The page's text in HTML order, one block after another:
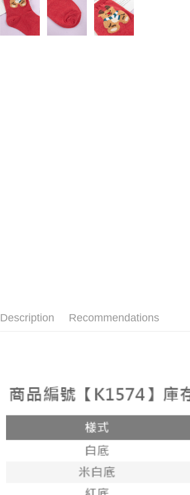
Description Recommendations